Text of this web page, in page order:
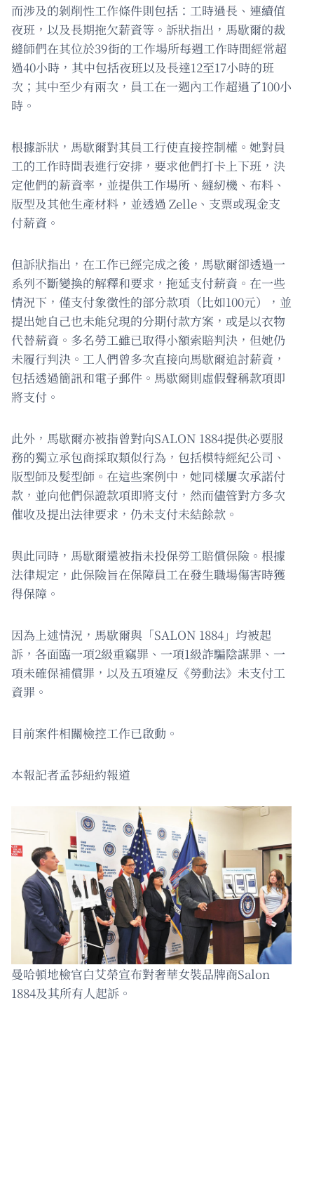
而涉及的剝削性工作條件則包括：工時過長、連續值
夜班，以及長期拖欠薪資等。訴狀指出，馬歇爾的裁
縫師們在其位於39街的工作場所每週工作時間經常超
過40小時，其中包括夜班以及長達12至17小時的班
次；其中至少有兩次，員工在一週內工作超過了100小
時。
根據訴狀，馬歇爾對其員工行使直接控制權。她對員
工的工作時間表進行安排，要求他們打卡上下班，決
定他們的薪資率，並提供工作場所、縫紉機、布料、
版型及其他生產材料，並透過 Zelle、支票或現金支
付薪資。
但訴狀指出，在工作已經完成之後，馬歇爾卻透過一
系列不斷變換的解釋和要求，拖延支付薪資。在一些
情況下，僅支付象徵性的部分款項（比如100元），並
提出她自己也未能兌現的分期付款方案，或是以衣物
代替薪資。多名勞工雖已取得小額索賠判決，但她仍
未履行判決。工人們曾多次直接向馬歇爾追討薪資，
包括透過簡訊和電子郵件。馬歇爾則虛假聲稱款項即
將支付。
此外，馬歇爾亦被指曾對向SALON 1884提供必要服
務的獨立承包商採取類似行為，包括模特經紀公司、
版型師及髮型師。在這些案例中，她同樣屢次承諾付
款，並向他們保證款項即將支付，然而儘管對方多次
催收及提出法律要求，仍未支付未結餘款。
與此同時，馬歇爾還被指未投保勞工賠償保險。根據
法律規定，此保險旨在保障員工在發生職場傷害時獲
得保障。
因為上述情況，馬歇爾與「SALON 1884」均被起
訴，各面臨一項2級重竊罪、一項1級詐騙陰謀罪、一
項未確保補償罪，以及五項違反《勞動法》未支付工
資罪。
目前案件相關檢控工作已啟動。
本報記者孟莎紐約報道
曼哈頓地檢官白艾榮宣布對奢華女裝品牌商Salon
1884及其所有人起訴。